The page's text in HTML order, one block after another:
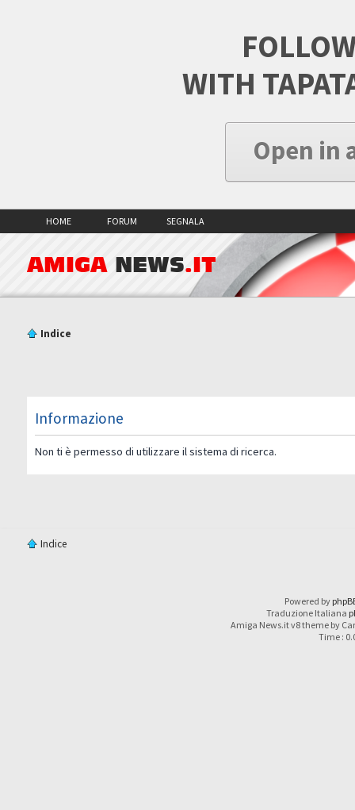
WITH
Open in
HOME FORUM SEGNALA
AMIGA NEWS.IT
Indice
Informazione
Non ti è permesso di utilizzare il sistema di ricerca.
Indice
Powered by
Traduzione Italiana
Amiga News.it v8 theme by
Time :